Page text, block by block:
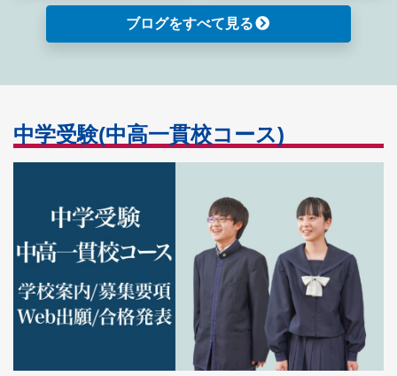
ブログをすべて見る
中学受験(中高一貫校コース)